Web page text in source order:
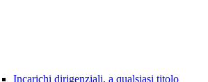
Incarichi dirigenziali, a qualsiasi titolo